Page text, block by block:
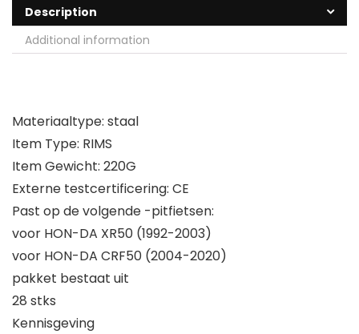
Description
Additional information
Materiaaltype: staal
Item Type: RIMS
Item Gewicht: 220G
Externe testcertificering: CE
Past op de volgende -pitfietsen:
voor HON-DA XR50 (1992-2003)
voor HON-DA CRF50 (2004-2020)
pakket bestaat uit
28 stks
Kennisgeving